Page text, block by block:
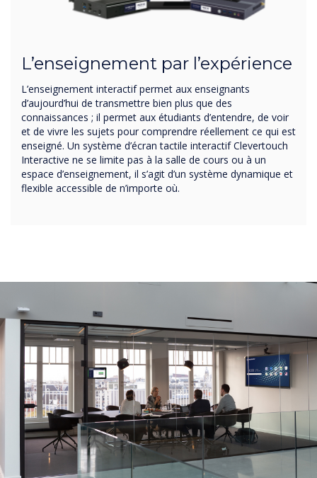
L’enseignement par l’expérience
L’enseignement interactif permet aux enseignants
d’aujourd’hui de transmettre bien plus que des
connaissances ; il permet aux étudiants d’entendre, de voir
et de vivre les sujets pour comprendre réellement ce qui est
enseigné. Un système d’écran tactile interactif Clevertouch
Interactive ne se limite pas à la salle de cours ou à un
espace d’enseignement, il s’agit d’un système dynamique et
flexible accessible de n’importe où.